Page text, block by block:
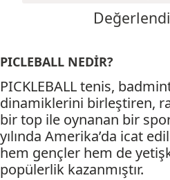
PICLEBALL NEDİR?
PICKLEBALL tenis,
dinamiklerini birleştiren,
bir top ile oynanan bir
yılında Amerika’da icat
hem gençler hem de
popülerlik kazanmıştır.